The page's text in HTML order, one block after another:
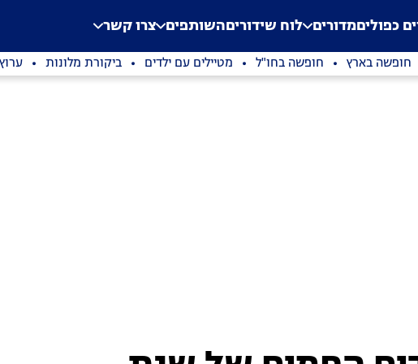
Application error: a
. כפוליםמדורים לוח שידוריםהשותפים צרו קשר
חופשה בארץ חופשה בחו"ל מטיילים עם ילדים ביקורת מלונות